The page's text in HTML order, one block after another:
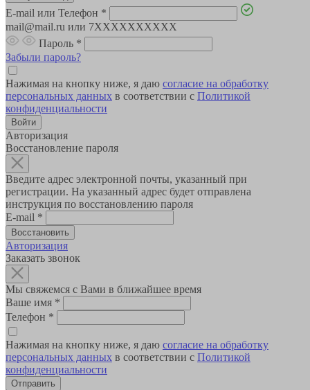
E-mail или Телефон *
mail@mail.ru или 7XXXXXXXXXX
Пароль *
Забыли пароль?
Нажимая на кнопку ниже, я даю согласие на обработку
персональных данных в соответствии с Политикой
конфиденциальности
Авторизация
Восстановление пароля
Введите адрес электронной почты, указанный при
регистрации. На указанный адрес будет отправлена
инструкция по восстановлению пароля
E-mail *
Авторизация
Заказать звонок
Мы свяжемся с Вами в ближайшее время
Ваше имя *
Телефон *
Нажимая на кнопку ниже, я даю согласие на обработку
персональных данных в соответствии с Политикой
конфиденциальности